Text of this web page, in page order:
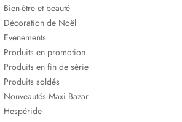
Bien-être et beauté
Décoration de Noël
Evenements
Produits en promotion
Produits en fin de série
Produits soldés
Nouveautés Maxi Bazar
Hespéride